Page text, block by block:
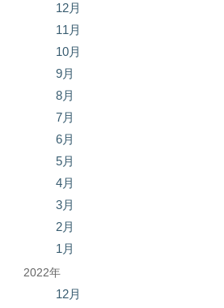
12月
11月
10月
9月
8月
7月
6月
5月
4月
3月
2月
1月
2022年
12月